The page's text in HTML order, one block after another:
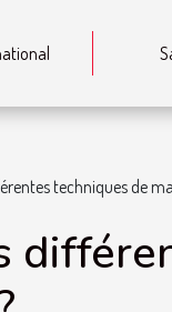
techniques de